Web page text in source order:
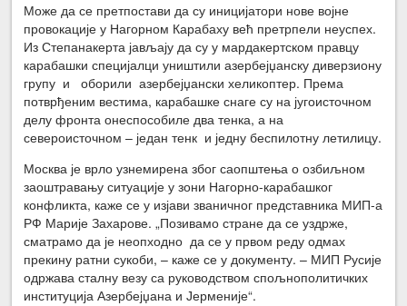
Може да се претпостави да су иницијатори нове војне
провокације у Нагорном Карабаху већ претрпели неуспех.
Из Степанакерта јављају да су у мардакертском правцу
карабашки специјалци уништили азербејџанску диверзиону
групу и оборили азербејџански хеликоптер. Према
потврђеним вестима, карабашке снаге су на југоисточном
делу фронта онеспособиле два тенка, а на
североисточном – један тенк и једну беспилотну летилицу.
Москва је врло узнемирена због саопштења о озбиљном
заоштравању ситуације у зони Нагорно-карабашког
конфликта, каже се у изјави званичног представника МИП-а
РФ Марије Захарове. „Позивамо стране да се уздрже,
сматрамо да је неопходно да се у првом реду одмах
прекину ратни сукоби, – каже се у документу. – МИП Русије
одржава сталну везу са руководством спољнополитичких
институција Азербејџана и Јерменије“.